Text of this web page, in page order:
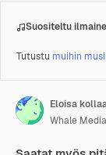
Suositeltu
Tutustu muihin
Whale